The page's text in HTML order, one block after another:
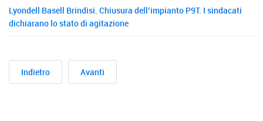
Lyondell Basell Brindisi. Chiusura dell’impianto P9T. I sindacati
dichiarano lo stato di agitazione
Indietro Avanti